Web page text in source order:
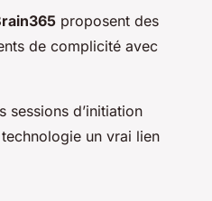
proposent des
de complicité avec
sessions d’initiation
un vrai lien